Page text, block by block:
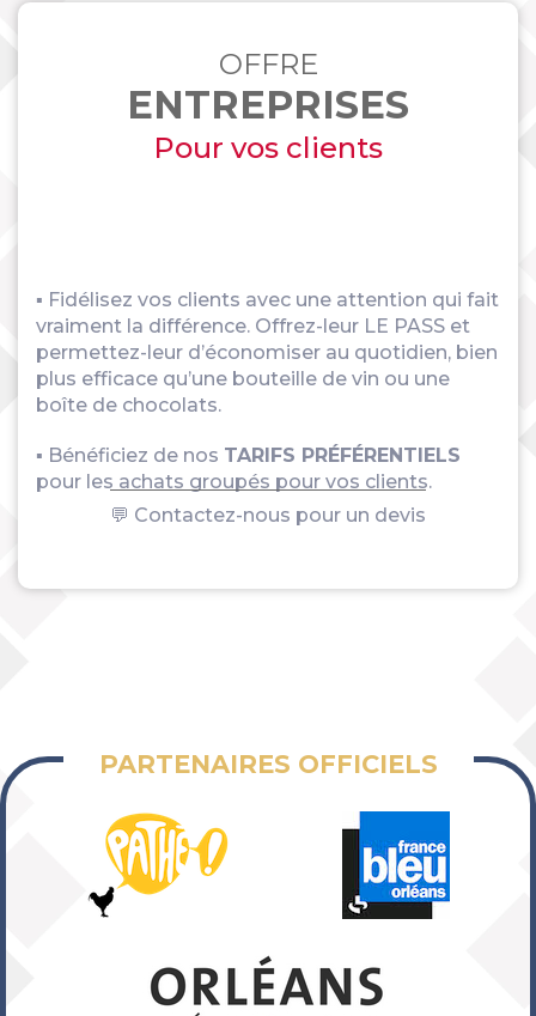
OFFRE
ENTREPRISES
Pour vos clients
▪ Fidélisez vos clients avec une attention qui fait
vraiment la différence. Offrez-leur LE PASS et
permettez-leur d’économiser au quotidien, bien
plus efficace qu’une bouteille de vin ou une
boîte de chocolats.
▪ Bénéficiez de nos TARIFS PRÉFÉRENTIELS
pour les achats groupés pour vos clients.
💬 Contactez-nous pour un devis
PARTENAIRES OFFICIELS